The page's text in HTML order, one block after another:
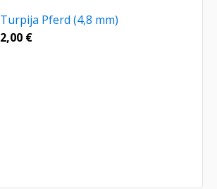
Turpija Pferd (4,8 mm)
2,00 €